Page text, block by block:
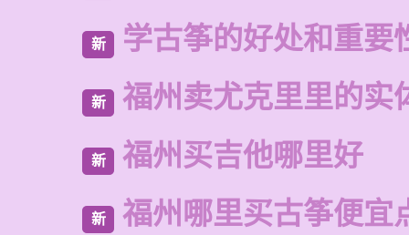
新 学古筝的好处和重要
新 福州卖尤克里里的实
新 福州买吉他哪里好
新 福州哪里买古筝便宜